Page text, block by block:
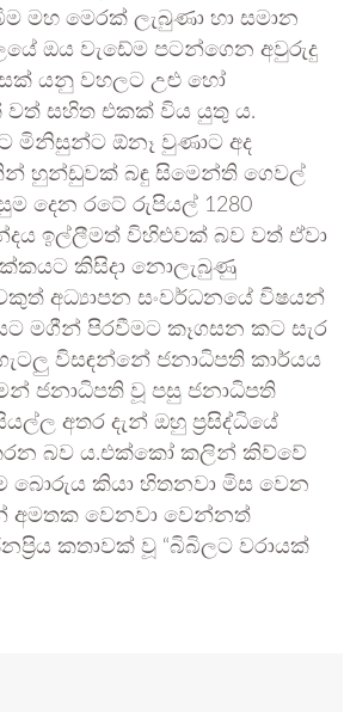
මහ මෙරක් ලැබුණා හා සමාන
ඔය වැඩේම පටන්ගෙන අවුරුදු
යනු වහලට උළු හෝ
සහිත එකක් විය යුතු ය.
මිනිසුන්ට ඕනෑ වුණාට අද
හුන්ඩුවක් බඳු සිමෙන්ති ගෙවල්
දෙන රටේ රුපියල් 1280
ඉල්ලීමත් විහිළුවක් බව වත් ඒවා
කිසිදා නොලැබුණු
අධ්‍යාපන සංවර්ධනයේ විෂයන්
මගීන් පිරවීමට කෑගසන කට සැර
විසඳන්නේ ජනාධිපති කාර්යය
ජනාධිපති වූ පසු ජනාධිපති
අතර දැන් ඔහු ප්‍රසිද්ධියේ
බව ය.එක්කෝ කලින් කිව්වේ
බොරුය කියා හිතනවා මිස වෙන
අමතක වෙනවා වෙන්නත්
කතාවක් වූ “බිබිලට වරායක්